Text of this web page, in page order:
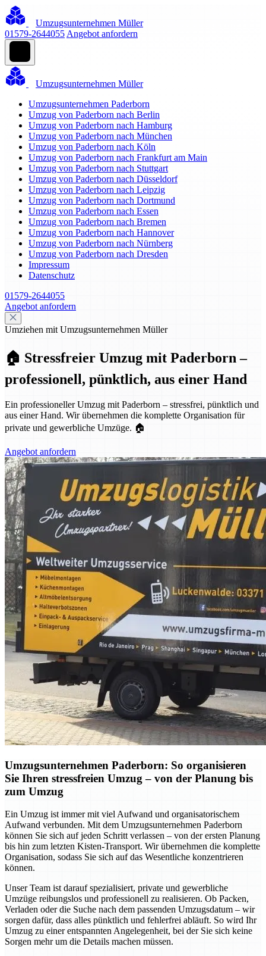
Umzugsunternehmen Müller
01579-2644055 Angebot anfordern
Umzugsunternehmen Müller
Umzugsunternehmen Paderborn
Umzug von Paderborn nach Berlin
Umzug von Paderborn nach Hamburg
Umzug von Paderborn nach München
Umzug von Paderborn nach Köln
Umzug von Paderborn nach Frankfurt am Main
Umzug von Paderborn nach Stuttgart
Umzug von Paderborn nach Düsseldorf
Umzug von Paderborn nach Leipzig
Umzug von Paderborn nach Dortmund
Umzug von Paderborn nach Essen
Umzug von Paderborn nach Bremen
Umzug von Paderborn nach Hannover
Umzug von Paderborn nach Nürnberg
Umzug von Paderborn nach Dresden
Impressum
Datenschutz
01579-2644055
Angebot anfordern
Umziehen mit Umzugsunternehmen Müller
🏠 Stressfreier Umzug mit Paderborn –
professionell, pünktlich, aus einer Hand
Ein professioneller Umzug mit Paderborn – stressfrei, pünktlich und
aus einer Hand. Wir übernehmen die komplette Organisation für
private und gewerbliche Umzüge. 🏠
Angebot anfordern
Umzugsunternehmen Paderborn: So organisieren
Sie Ihren stressfreien Umzug – von der Planung bis
zum Umzug
Ein Umzug ist immer mit viel Aufwand und organisatorischem
Aufwand verbunden. Mit dem Umzugsunternehmen Paderborn
können Sie sich auf jeden Schritt verlassen – von der ersten Planung
bis hin zum letzten Kisten-Transport. Wir übernehmen die komplette
Organisation, sodass Sie sich auf das Wesentliche konzentrieren
können.
Unser Team ist darauf spezialisiert, private und gewerbliche
Umzüge reibungslos und professionell zu realisieren. Ob Packen,
Verladen oder die Suche nach dem passenden Umzugsdatum – wir
sorgen dafür, dass alles pünktlich und fehlerfrei abläuft. So wird Ihr
Umzug zu einer entspannten Angelegenheit, bei der Sie sich keine
Sorgen mehr um die Details machen müssen.